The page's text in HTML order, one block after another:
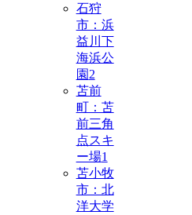
石狩
市：浜
益川下
海浜公
園 2
苫前
町：苫
前三角
点スキ
ー場1
苫小牧
市：北
洋大学